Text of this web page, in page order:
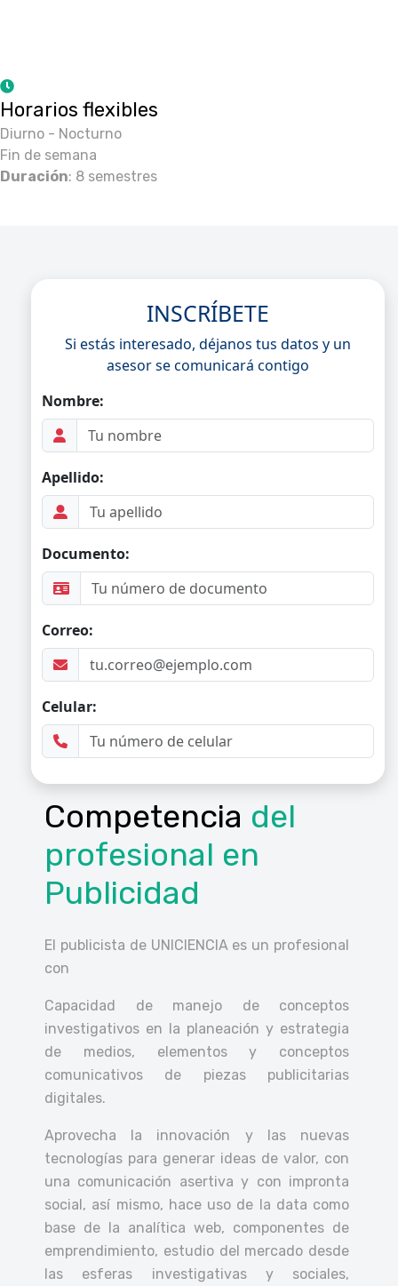
Horarios flexibles
Diurno - Nocturno
Fin de semana
Duración: 8 semestres
Competencia del
profesional en
Publicidad
El publicista de UNICIENCIA es un profesional
con
Capacidad de manejo de conceptos
investigativos en la planeación y estrategia
de medios, elementos y conceptos
comunicativos de piezas publicitarias
digitales.
Aprovecha la innovación y las nuevas
tecnologías para generar ideas de valor, con
una comunicación asertiva y con impronta
social, así mismo, hace uso de la data como
base de la analítica web, componentes de
emprendimiento, estudio del mercado desde
las esferas investigativas y sociales,